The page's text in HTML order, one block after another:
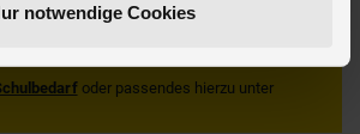
notwendige Cookies
für Kinder unter 3 Jahren. Erstickungsgefahr
oder passendes hierzu unter